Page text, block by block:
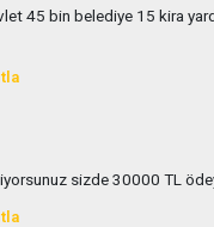
45 bin belediye 15 kira
sizde 30000 TL